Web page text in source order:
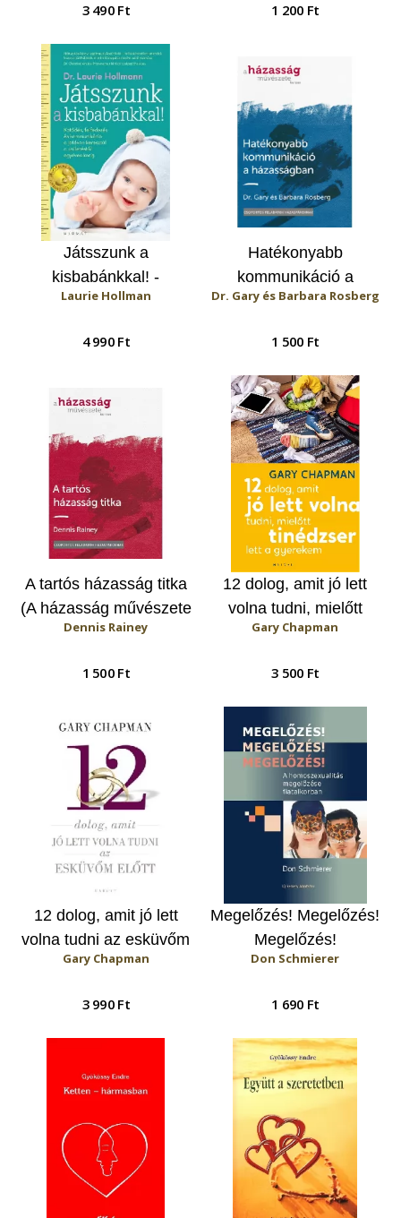
3 490 Ft 1 200 Ft
Játsszunk a
kisbabánkkal! -
Kötődés, felfedezés és
játékon keresztül a
korig
Laurie Hollman
4 990 Ft
Hatékonyabb
kommunikáció a
házasságban (A
kurzus)
Dr. Gary és Barbara Rosberg
1 500 Ft
A tartós házasság titka
(A házasság művészete
kurzus)
Dennis Rainey
1 500 Ft
12 dolog, amit jó lett
volna tudni, mielőtt
tinédzser lett a
Gary Chapman
3 500 Ft
12 dolog, amit jó lett
volna tudni az esküvőm
előtt
Gary Chapman
3 990 Ft
Megelőzés! Megelőzés!
Megelőzés!
Don Schmierer
1 690 Ft